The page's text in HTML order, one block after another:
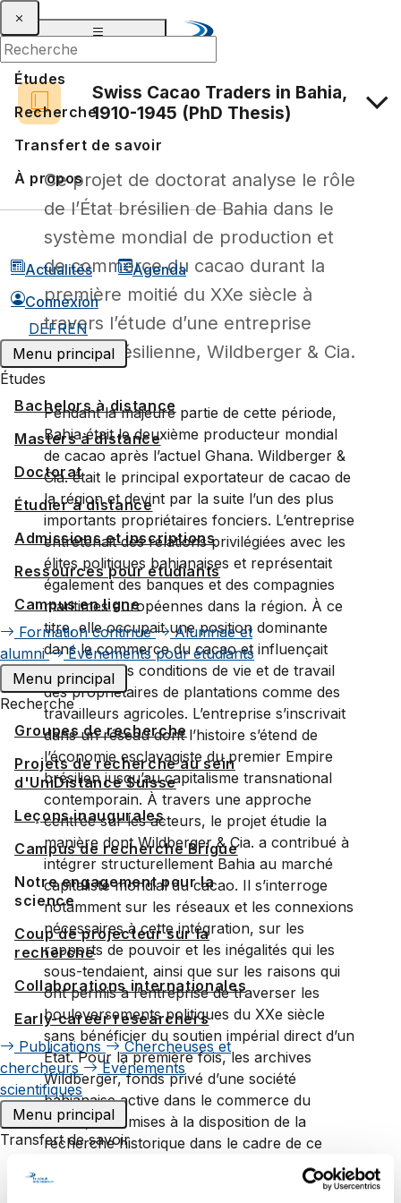
Études
Recherche
Transfert de savoir
À propos
Actualités
Agenda
Connexion
DEFREN
Menu principal
Études
Bachelors à distance
Masters à distance
Doctorat
Étudier à distance
Admissions et inscriptions
Ressources pour étudiants
Campus en ligne
Formation continue
Alumnae et
alumni
Événements pour étudiants
Menu principal
Recherche
Groupes de recherche
Projets de recherche au sein
d'UniDistance Suisse
Leçons inaugurales
Campus de recherche Brigue
Notre engagement pour la
science
Coup de projecteur sur la
recherche
Collaborations internationales
Early-career researchers
Publications
Chercheuses et
chercheurs
Événements
scientifiques
Menu principal
Transfert de savoir
Swiss Cacao Traders in Bahia,
1910-1945 (PhD Thesis)
Ce projet de doctorat analyse le rôle
de l’État brésilien de Bahia dans le
système mondial de production et
de commerce du cacao durant la
première moitié du XXe siècle à
travers l’étude d’une entreprise
suisse-brésilienne, Wildberger & Cia.
Pendant la majeure partie de cette période,
Bahia était le deuxième producteur mondial
de cacao après l’actuel Ghana. Wildberger &
Cia. était le principal exportateur de cacao de
la région et devint par la suite l’un des plus
importants propriétaires fonciers. L’entreprise
entretenait des relations privilégiées avec les
élites politiques bahianaises et représentait
également des banques et des compagnies
maritimes européennes dans la région. À ce
titre, elle occupait une position dominante
dans le commerce du cacao et influençait
fortement les conditions de vie et de travail
des propriétaires de plantations comme des
travailleurs agricoles. L’entreprise s’inscrivait
dans un réseau dont l’histoire s’étend de
l’économie esclavagiste du premier Empire
brésilien jusqu’au capitalisme transnational
contemporain. À travers une approche
centrée sur les acteurs, le projet étudie la
manière dont Wildberger & Cia. a contribué à
intégrer structurellement Bahia au marché
capitaliste mondial du cacao. Il s’interroge
notamment sur les réseaux et les connexions
nécessaires à cette intégration, sur les
rapports de pouvoir et les inégalités qui les
sous-tendaient, ainsi que sur les raisons qui
ont permis à l’entreprise de traverser les
bouleversements politiques du XXe siècle
sans bénéficier du soutien impérial direct d’un
État. Pour la première fois, les archives
Wildberger, fonds privé d’une société
bahianaise active dans le commerce du
cacao, sont mises à la disposition de la
recherche historique dans le cadre de ce
projet. Cette occasion exceptionnelle d’étudier
le commerce intermédiaire à l’échelle